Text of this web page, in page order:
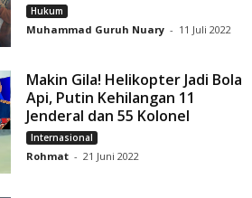
Hukum
Muhammad Guruh Nuary - 11 Juli 2022
Makin Gila! Helikopter Jadi Bola
Api, Putin Kehilangan 11
Jenderal dan 55 Kolonel
Internasional
Rohmat - 21 Juni 2022